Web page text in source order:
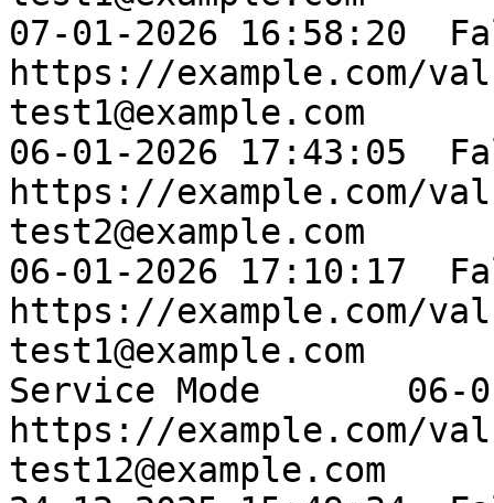
07-01-2026 16:58:20
https://example.com/
test1@example.com
06-01-2026 17:43:05
https://example.com/
06-01-2026 17:10:17
https://example.com/
test1@example.com
Service Mode       06-
https://example.com/
test12@example.com